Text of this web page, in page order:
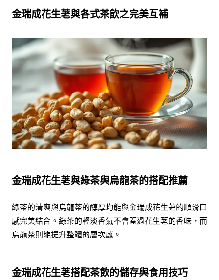
金瑞成花生荖與各式茶飲之完美互補
金瑞成花生荖與綠茶與烏龍茶的搭配推薦
綠茶的清爽與烏龍茶的醇厚均能與金瑞成花生荖的順滑口
感完美結合。綠茶的輕淡香氣不會蓋過花生荖的香味，而
烏龍茶則能提升整體的層次感。
金瑞成花生荖搭配茶飲的儲存與食用技巧